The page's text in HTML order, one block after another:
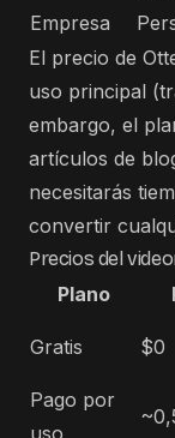
Empresa
El precio de
uso principal
embargo, el
artículos de
necesitarás
convertir
Precios del
Plano
Gratis $0
Pago por
uso